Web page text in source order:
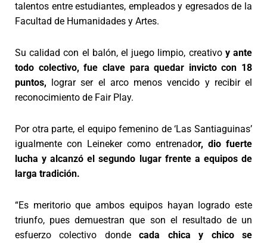
talentos entre estudiantes, empleados y egresados de la
Facultad de Humanidades y Artes.
Su calidad con el balón, el juego limpio, creativoy ante
todo colectivo, fue clave para quedar invicto con 18
puntos, lograr ser el arco menos vencido y recibir el
reconocimiento de Fair Play.
Por otra parte, el equipo femenino de ‘Las Santiaguinas’
igualmente con Leineker como entrenador, dio fuerte
lucha y alcanzó el segundo lugar frente a equipos de
larga tradición.
“Es meritorio que ambos equipos hayan logrado este
triunfo, pues demuestran que son el resultado de un
esfuerzo colectivo dondecada chica y chico se